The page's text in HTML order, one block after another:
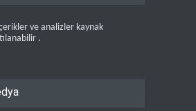
ve analizler kaynak
.